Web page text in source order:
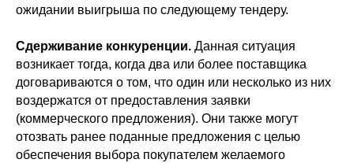
ожидании выигрыша по следующему тендеру.
Сдерживание конкуренции. Данная ситуация
возникает тогда, когда два или более поставщика
договариваются о том, что один или несколько из них
воздержатся от предоставления заявки
(коммерческого предложения). Они также могут
отозвать ранее поданные предложения с целью
обеспечения выбора покупателем желаемого